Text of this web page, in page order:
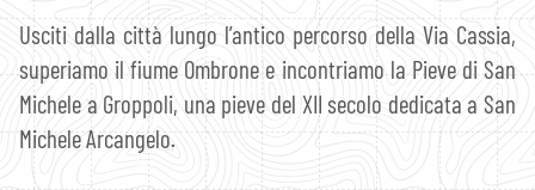
Usciti dalla città lungo l’antico percorso della Via Cassia,
superiamo il fiume Ombrone e incontriamo la Pieve di San
Michele a Groppoli, una pieve del XII secolo dedicata a San
Michele Arcangelo.